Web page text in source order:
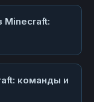
Minecraft:
команды и